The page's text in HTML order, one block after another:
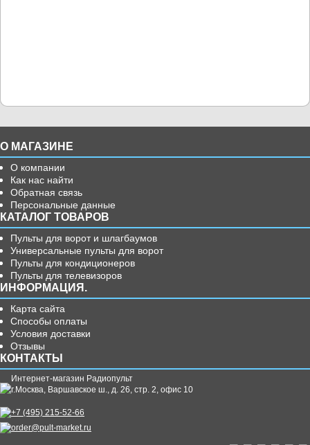
О МАГАЗИНЕ
О компании
Как нас найти
Обратная связь
Персональные данные
КАТАЛОГ ТОВАРОВ
Пульты для ворот и шлагбаумов
Универсальные пульты для ворот
Пульты для кондиционеров
Пульты для телевизоров
ИНФОРМАЦИЯ.
Карта сайта
Способы оплаты
Условия доставки
Отзывы
КОНТАКТЫ
Интернет-магазин Радиопульт
г.Москва, Варшавское ш., д. 26, стр. 2, офис 10
+7 (495) 215-52-66
order@pult-market.ru